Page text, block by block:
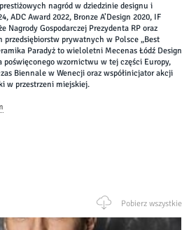
nagród w dziedzinie designu i
ADC Award 2022, Bronze A’Design 2020, IF
Nagrody Gospodarczej Prezydenta RP oraz
prywatnych w Polsce „Best
Paradyż to wieloletni Mecenas Łódź Design
poświęconego wzornictwu w tej części Europy,
Biennale w Wenecji oraz współinicjator akcji
w przestrzeni miejskiej.
Pobierz wszystkie